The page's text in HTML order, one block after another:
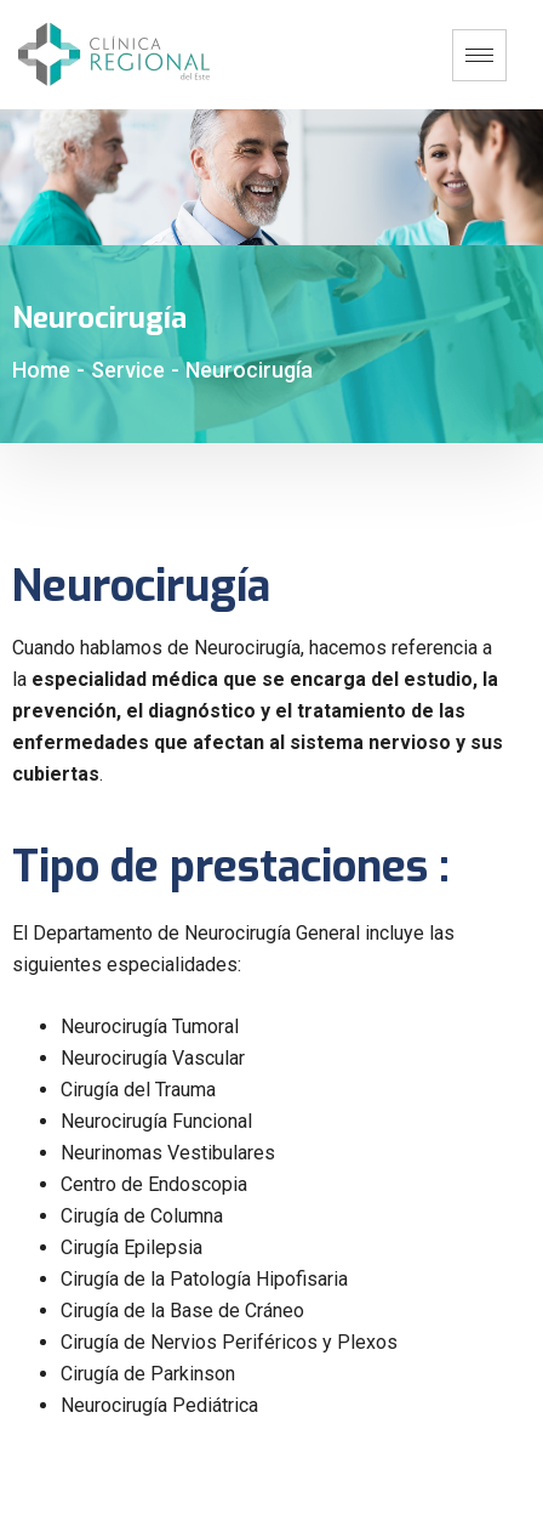
Neurocirugía
Home - Service - Neurocirugía
Neurocirugía
Cuando hablamos de Neurocirugía, hacemos referencia a
la especialidad médica que se encarga del estudio, la
prevención, el diagnóstico y el tratamiento de las
enfermedades que afectan al sistema nervioso y sus
cubiertas.
Tipo de prestaciones :
El Departamento de Neurocirugía General incluye las
siguientes especialidades:
Neurocirugía Tumoral
Neurocirugía Vascular
Cirugía del Trauma
Neurocirugía Funcional
Neurinomas Vestibulares
Centro de Endoscopia
Cirugía de Columna
Cirugía Epilepsia
Cirugía de la Patología Hipofisaria
Cirugía de la Base de Cráneo
Cirugía de Nervios Periféricos y Plexos
Cirugía de Parkinson
Neurocirugía Pediátrica